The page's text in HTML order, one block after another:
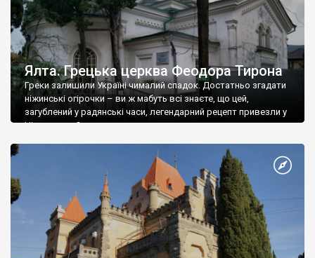
Ялта. Грецька церква Феодора Тирона
Греки залишили Україні чималий спадок. Достатньо згадати
ніжинські огірочки – ви ж мабуть всі знаєте, що цей,
загублений у радянські часи, легендарний рецепт привезли у
Ніжин греки?